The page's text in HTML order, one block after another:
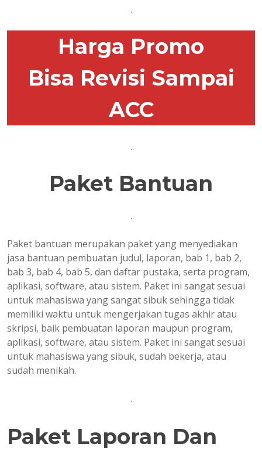
.
Harga Promo
Bisa Revisi Sampai
ACC
.
Paket Bantuan
.
Paket bantuan merupakan paket yang menyediakan
jasa bantuan pembuatan judul, laporan, bab 1, bab 2,
bab 3, bab 4, bab 5, dan daftar pustaka, serta program,
aplikasi, software, atau sistem. Paket ini sangat sesuai
untuk mahasiswa yang sangat sibuk sehingga tidak
memiliki waktu untuk mengerjakan tugas akhir atau
skripsi, baik pembuatan laporan maupun program,
aplikasi, software, atau sistem. Paket ini sangat sesuai
untuk mahasiswa yang sibuk, sudah bekerja, atau
sudah menikah.
.
Paket Laporan Dan